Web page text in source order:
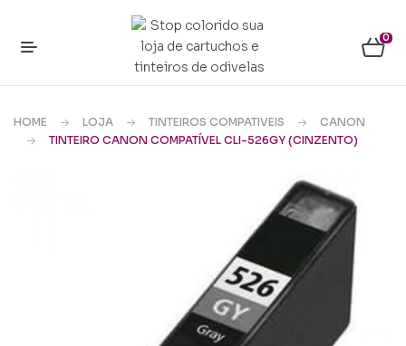
0
HOME LOJA TINTEIROS COMPATIVEIS
CANON
TINTEIRO CANON COMPATÍVEL CLI-526GY (CINZENTO)